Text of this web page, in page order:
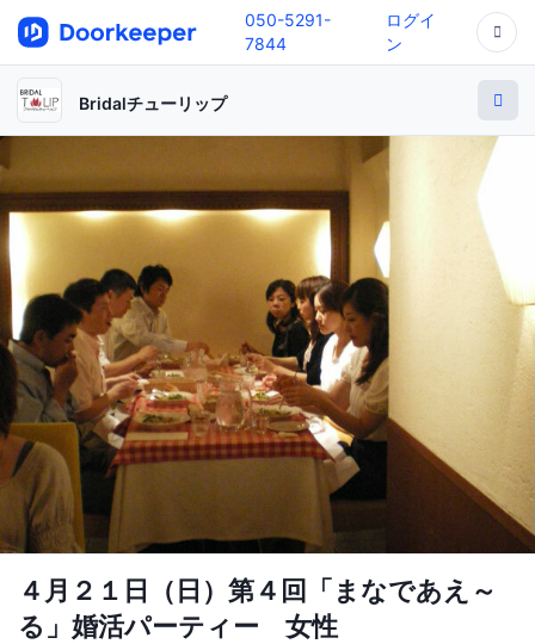
050-5291-
7844
ログイ
ン
Bridalチューリップ
４月２１日（日）第４回「まなであえ～
る」婚活パーティー 女性